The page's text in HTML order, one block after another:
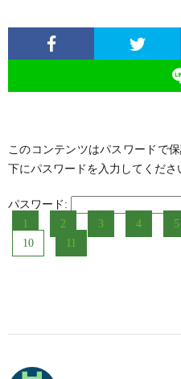
このコンテンツはパスワードで
下にパスワードを入力してくださ
パスワード:
1
2 3 4 5
10
11